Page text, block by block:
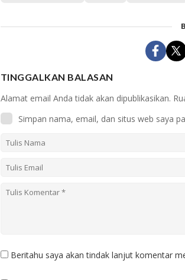
TINGGALKAN BALASAN
Alamat email Anda tidak akan dipublikasikan.
Simpan nama, email, dan situs web saya
Beritahu saya akan tindak lanjut komentar